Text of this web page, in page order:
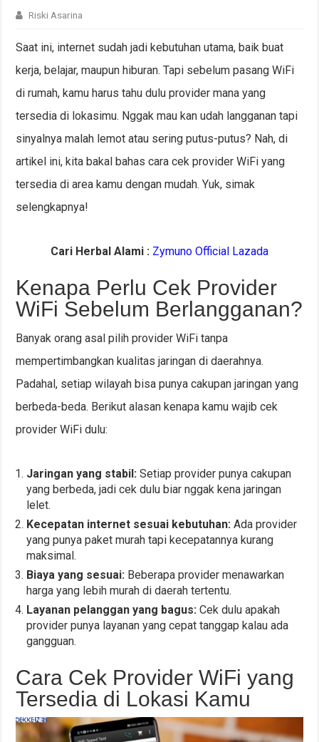
Riski Asarina
Saat ini, internet sudah jadi kebutuhan utama, baik buat
kerja, belajar, maupun hiburan. Tapi sebelum pasang WiFi
di rumah, kamu harus tahu dulu provider mana yang
tersedia di lokasimu. Nggak mau kan udah langganan tapi
sinyalnya malah lemot atau sering putus-putus? Nah, di
artikel ini, kita bakal bahas cara cek provider WiFi yang
tersedia di area kamu dengan mudah. Yuk, simak
selengkapnya!
Cari Herbal Alami : Zymuno Official Lazada
Kenapa Perlu Cek Provider
WiFi Sebelum Berlangganan?
Banyak orang asal pilih provider WiFi tanpa
mempertimbangkan kualitas jaringan di daerahnya.
Padahal, setiap wilayah bisa punya cakupan jaringan yang
berbeda-beda. Berikut alasan kenapa kamu wajib cek
provider WiFi dulu:
Jaringan yang stabil: Setiap provider punya cakupan
yang berbeda, jadi cek dulu biar nggak kena jaringan
lelet.
Kecepatan internet sesuai kebutuhan: Ada provider
yang punya paket murah tapi kecepatannya kurang
maksimal.
Biaya yang sesuai: Beberapa provider menawarkan
harga yang lebih murah di daerah tertentu.
Layanan pelanggan yang bagus: Cek dulu apakah
provider punya layanan yang cepat tanggap kalau ada
gangguan.
Cara Cek Provider WiFi yang
Tersedia di Lokasi Kamu